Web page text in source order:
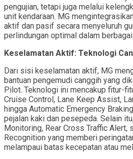
pengujian, tetapi juga melalui
unit kendaraan. MG
aktif dan pasif secara menyeluruh
perlindungan optimal dalam
Keselamatan Aktif: Teknologi
Dari sisi keselamatan aktif, MG
bantuan pengemudi canggih yang
Pilot. Teknologi ini mencakup fitur-
Cruise Control, Lane Keep Assist,
hingga Automatic Emergency
pejalan kaki dan pesepeda. Selain
Monitoring, Rear Cross Traffic Alert,
Recognition yang memberi
melampaui batas kecepatan atau